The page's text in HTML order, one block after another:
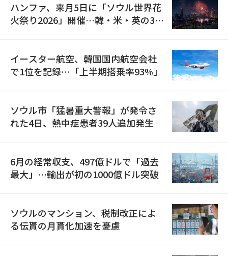
ハンファ、来月5日に「ソウル世界花
火祭り2026」開催…韓・米・英の3カ
イースター航空、韓国国内航空会社
で1位を記録…「上半期搭乗率93%」
ソウル市「猛暑重大警報」が発令さ
れた4日、熱中症患者39人追加発生
6月の経常収支、497億ドルで「過去
最大」…輸出が初の1000億ドル突破
ソウルのマンション、税制改正によ
る伝貰の月貰化加速を憂慮